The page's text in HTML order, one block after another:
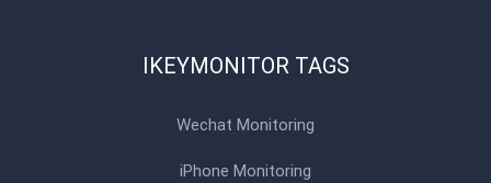
IKEYMONITOR TAGS
Wechat Monitoring
iPhone Monitoring